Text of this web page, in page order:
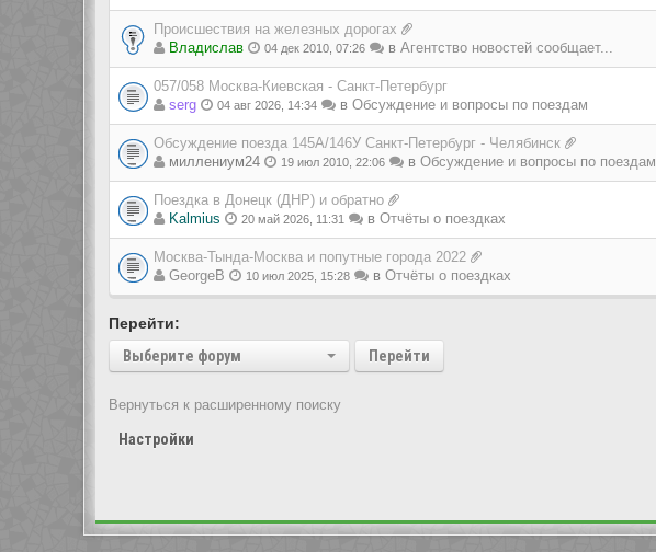
Происшествия на железных дорогах
Владиcлав 04 дек 2010, 07:26 в Агентство новостей сообщает...
057/058 Москва-Киевская - Санкт-Петербург
serg
04 авг 2026, 14:34 в Обсуждение и вопросы по поездам
Обсуждение поезда 145А/146У Санкт-Петербург - Челябинск
миллениум24 19 июл 2010, 22:06 в Обсуждение и вопросы по поездам
Поездка в Донецк (ДНР) и обратно
Kalmius 20 май 2026, 11:31 в Отчёты о поездках
Москва-Тында-Москва и попутные города 2022
GeorgeB 10 июл 2025, 15:28 в Отчёты о поездках
Перейти:
Выберите форум
Перейти
Вернуться к расширенному поиску
Настройки
Перейти